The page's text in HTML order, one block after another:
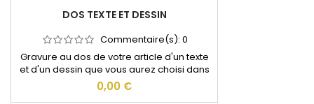
DOS TEXTE ET DESSIN
Commentaire(s): 0
Gravure au dos de votre article d'un texte
et d'un dessin que vous aurez choisi dans
notre catalogue.
0,00 €